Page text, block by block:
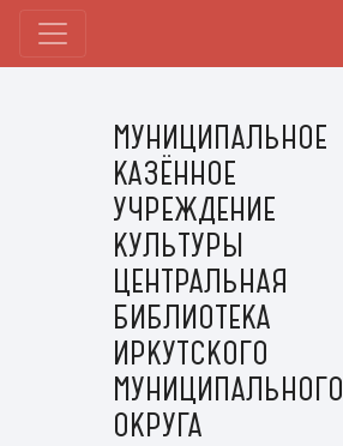
МУНИЦИПАЛЬНОЕ
КАЗЁННОЕ
УЧРЕЖДЕНИЕ
КУЛЬТУРЫ
ЦЕНТРАЛЬНАЯ
БИБЛИОТЕКА
ИРКУТСКОГО
МУНИЦИПАЛЬНОГО
ОКРУГА